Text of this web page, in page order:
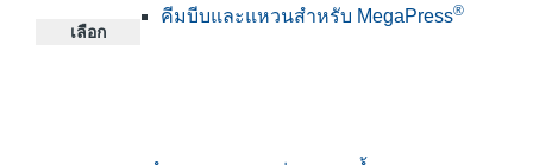
เลือก
คีมบีบและแหวนสำหรับ MegaPress®